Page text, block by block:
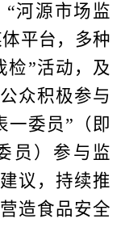
河源市场监
平台，多种
检”活动，及
众积极参与
一委员”（即
员）参与监
议，持续推
营造食品安全